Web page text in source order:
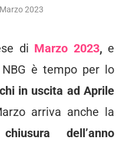
2023
di Marzo 2023, e
è tempo per lo
in uscita ad Aprile
arriva anche la
chiusura dell’anno